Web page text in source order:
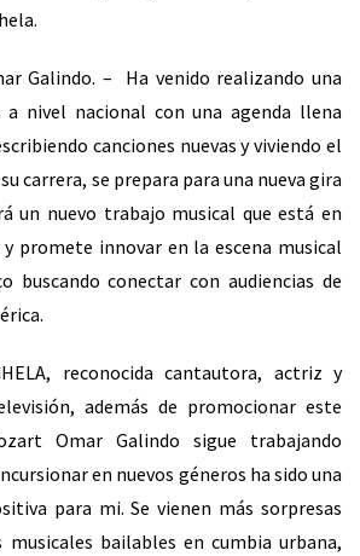
Galindo. – Ha venido realizando una
a nivel nacional con una agenda llena
canciones nuevas y viviendo el
carrera, se prepara para una nueva gira
un nuevo trabajo musical que está en
promete innovar en la escena musical
buscando conectar con audiencias de
reconocida cantautora, actriz y
además de promocionar este
Omar Galindo sigue trabajando
en nuevos géneros ha sido una
para mi. Se vienen más sorpresas
bailables en cumbia urbana,